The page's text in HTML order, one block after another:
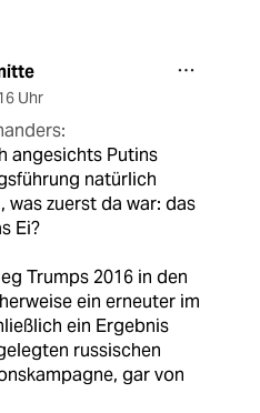
Uhr
angesichts Putins
natürlich
was zuerst da war: das
Ei?
Trumps 2016 in den
ein erneuter im
ein Ergebnis
russischen
gar von